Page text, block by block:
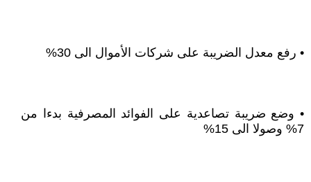
• رفع معدل الضريبة على شركات الأموال الى 30%
• وضع ضريبة تصاعدية على الفوائد المصرفية بدءا من
7% وصولا الى 15%